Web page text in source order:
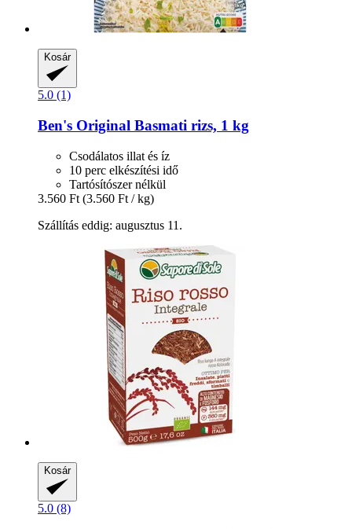
Kosár
5.0 (1)
Ben's Original Basmati rizs, 1 kg
Csodálatos illat és íz
10 perc elkészítési idő
Tartósítószer nélkül
3.560 Ft (3.560 Ft / kg)
Szállítás eddig: augusztus 11.
Kosár
5.0 (8)